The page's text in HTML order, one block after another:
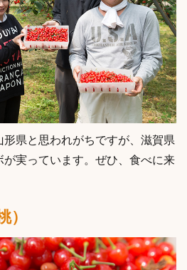
形県と思われがちですが、滋賀県
実っています。ぜひ、食べに来